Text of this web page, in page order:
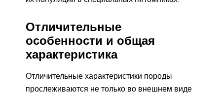
Отличительные
особенности и общая
характеристика
Отличительные характеристики породы
прослеживаются не только во внешнем виде